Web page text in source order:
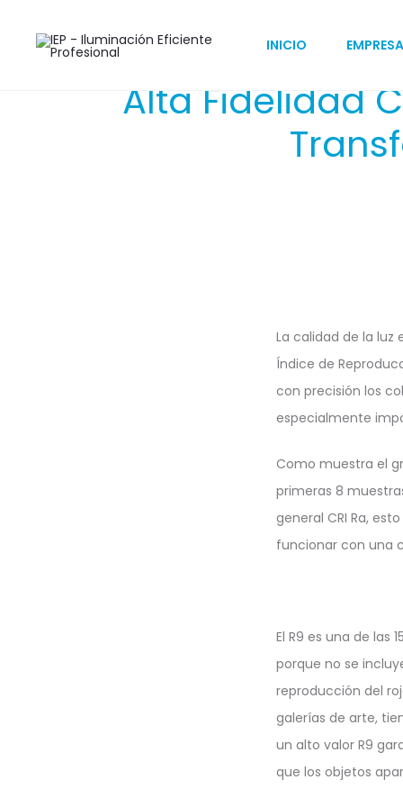
INICIO EMPRESA
Alta Fidelidad
La calidad de la luz
Índice de
con precisión los
especialmente
Como muestra el
primeras 8
general CRI Ra,
funcionar con una
El R9 es una de las
porque no se
reproducción del
galerías de arte,
un alto valor R9
que los objetos